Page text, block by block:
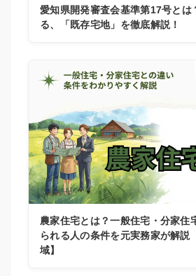
愛知県開発審査会基準第17号とは
る、「既存宅地」を徹底解説！
農家住宅とは？一般住宅・分家住
られる人の条件を元実務家が解説
域】